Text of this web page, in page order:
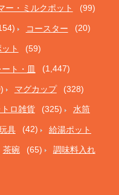
ー・ミルクポット (99)
コースター (20)
ト (59)
ート・皿 (1,447)
マグカップ (328)
ロ雑貨 (325) 水筒
具 (42) 給湯ポット
茶碗 (65) 調味料入れ